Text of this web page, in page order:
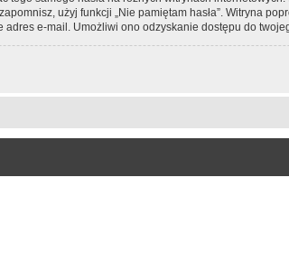
użyj funkcji „Nie pamiętam hasła”. Witryna
e-mail. Umożliwi ono odzyskanie dostępu do